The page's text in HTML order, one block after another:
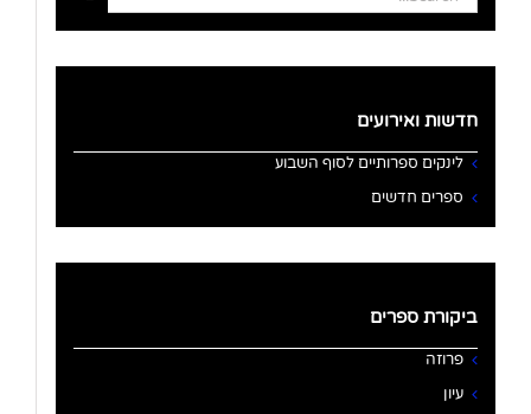
for:
חדשות ואירועים
לינקים ספרותיים לסוף השבוע
ספרים חדשים
ביקורת ספרים
פרוזה
עיון